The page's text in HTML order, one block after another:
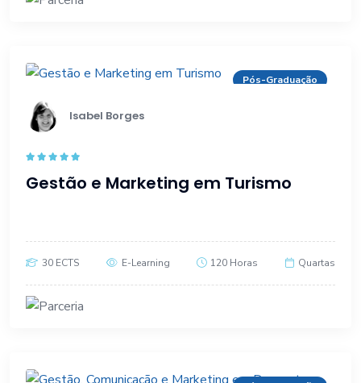
Pós-Graduação
Isabel Borges
out of 5
Gestão e Marketing em Turismo
30 ECTS E-Learning 120 Horas Quartas